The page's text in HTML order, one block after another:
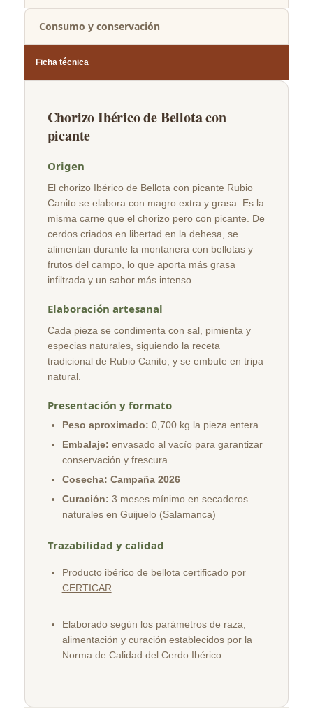
Consumo y conservación
Ficha técnica
Chorizo Ibérico de Bellota con
picante
Origen
El chorizo Ibérico de Bellota con picante Rubio
Canito se elabora con magro extra y grasa. Es la
misma carne que el chorizo pero con picante. De
cerdos criados en libertad en la dehesa, se
alimentan durante la montanera con bellotas y
frutos del campo, lo que aporta más grasa
infiltrada y un sabor más intenso.
Elaboración artesanal
Cada pieza se condimenta con sal, pimienta y
especias naturales, siguiendo la receta
tradicional de Rubio Canito, y se embute en tripa
natural.
Presentación y formato
Peso aproximado: 0,700 kg la pieza entera
Embalaje: envasado al vacío para garantizar
conservación y frescura
Cosecha: Campaña 2026
Curación: 3 meses mínimo en secaderos
naturales en Guijuelo (Salamanca)
Trazabilidad y calidad
Producto ibérico de bellota certificado por
CERTICAR
Elaborado según los parámetros de raza,
alimentación y curación establecidos por la
Norma de Calidad del Cerdo Ibérico